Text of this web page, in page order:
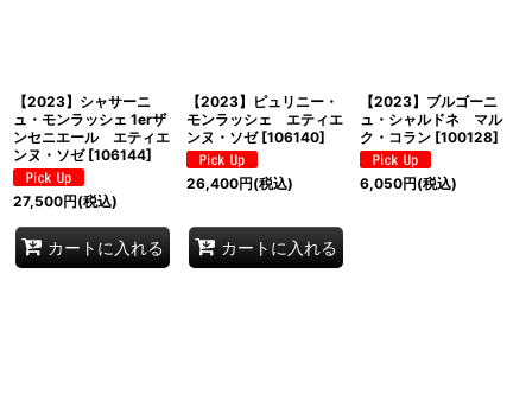
【2023】シャサーニ
ュ・モンラッシェ 1erザ
ンセニエール エティエ
ンヌ・ソゼ [106144]
27,500円(税込)
カートに入れる
【2023】ピュリニー・
モンラッシェ エティエ
ンヌ・ソゼ [106140]
26,400円(税込)
カートに入れる
【2023】ブルゴーニ
ュ・シャルドネ マル
ク・コラン [100128]
6,050円(税込)